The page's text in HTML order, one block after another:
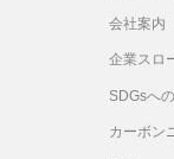
会社案内
企業スロ
SDGsへ
カーボン